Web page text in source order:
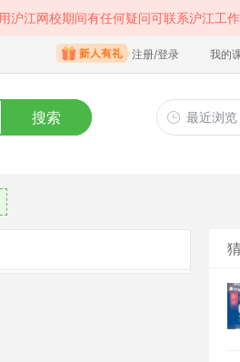
江网校期间有任何疑问可联系沪江工作
注册/登录 我的
搜索 最近浏览